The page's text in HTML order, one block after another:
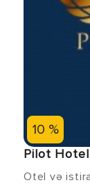
10 %
Pilot Hotel
Otel və